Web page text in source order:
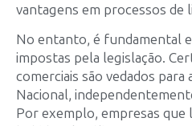
vantagens em processos de
No entanto, é fundamental
impostas pela legislação.
comerciais são vedados para
Nacional,
Por exemplo, empresas que